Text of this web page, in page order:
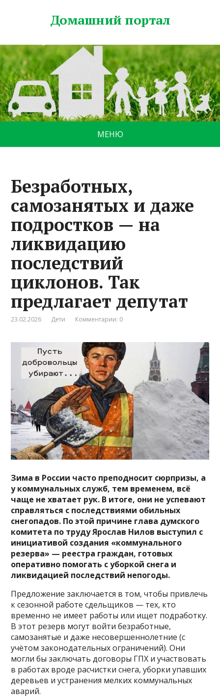
Домашний портал
МЕНЮ
Безработных,
самозанятых и даже
подростков — на
ликвидацию
последствий
циклонов. Так
предлагает депутат
23.02.2026 Дети Комментарии: 0
Зима в России часто преподносит сюрпризы, а
у коммунальных служб, тем временем, всё
чаще не хватает рук. В итоге, они не успевают
справляться с последствиями обильных
снегопадов. По этой причине глава думского
комитета по труду Ярослав Нилов выступил с
инициативой создания «коммунального
резерва» — реестра граждан, готовых
оперативно помогать с уборкой снега и
ликвидацией последствий непогоды.
Предложение заключается в том, чтобы привлечь
к сезонной работе сдельщиков — тех, кто
временно не имеет работы или ищет подработку.
В этот резерв могут войти безработные,
самозанятые и даже несовершеннолетние (с
учётом законодательных ограничений). Они
могли бы заключать договоры ГПХ и участвовать
в работах вроде расчистки снега, уборки упавших
деревьев и устранения мелких коммунальных
аварий.